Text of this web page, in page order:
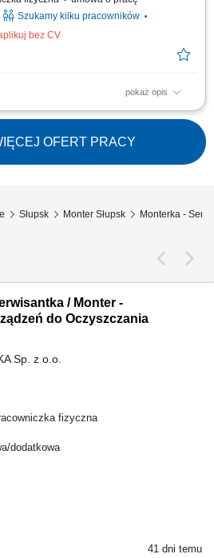
Szukamy kilku pracowników
bez CV
pokaż opis
filtracji wody, Bieżąca obsługa
gwarancyjnych.
OFERT PRACY
Słupsk Monter Słupsk Monterka -
/ Monter -
do Oczyszczania
Sp. z o.o.
fizyczna
dodatkowa
41 dni temu